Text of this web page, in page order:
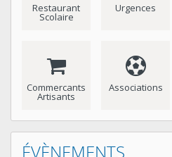
Restaurant
Scolaire
Urgences
Commercants
Artisants
Associations
ÉVÈNEMENTS
Année
précédente
Mois
précédent
Année
suivante
Mois
suivant